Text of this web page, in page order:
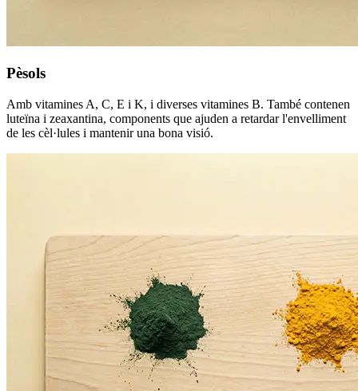
Pèsols
Amb vitamines A, C, E i K, i diverses vitamines B. També contenen
luteïna i zeaxantina, components que ajuden a retardar l'envelliment
de les cèl·lules i mantenir una bona visió.